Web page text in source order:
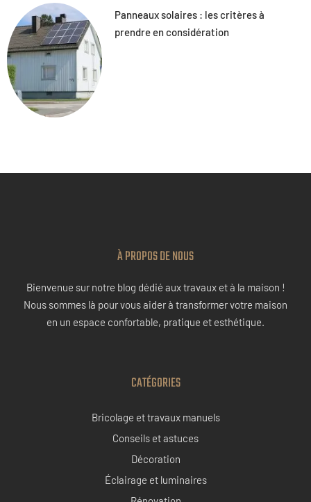
Panneaux solaires : les critères à
prendre en considération
À PROPOS DE NOUS
Bienvenue sur notre blog dédié aux travaux et à la maison !
Nous sommes là pour vous aider à transformer votre maison
en un espace confortable, pratique et esthétique.
CATÉGORIES
Bricolage et travaux manuels
Conseils et astuces
Décoration
Éclairage et luminaires